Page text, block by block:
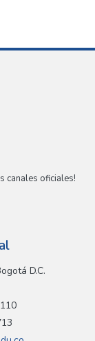
canales oficiales!
D.C.